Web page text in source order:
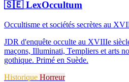
🇸🇪LexOccultum
Occultisme et sociétés secrètes au
JDR d'enquête occulte au XVIIIe
maçons, Illuminati, Templiers et arts
gothique. Primé en Suède.
Historique Horreur